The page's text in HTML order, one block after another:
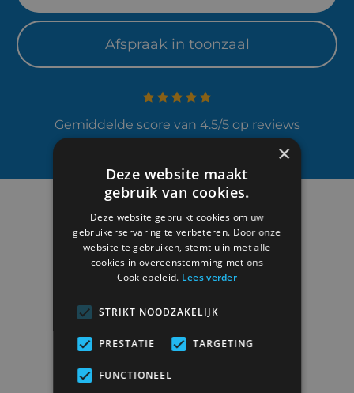
Afspraak in toonzaal
Gemiddelde score van 4.5/5 op reviews
Duisburgsesteenweg 6
3090 Overijse
BTWBE0419.522.723
×
Deze website maakt
gebruik van cookies.
Deze website gebruikt cookies om uw
gebruikerservaring te verbeteren. Door onze
website te gebruiken, stemt u in met alle
cookies in overeenstemming met ons
Cookiebeleid. Lees verder
STRIKT NOODZAKELIJK
PRESTATIE TARGETING
FUNCTIONEEL